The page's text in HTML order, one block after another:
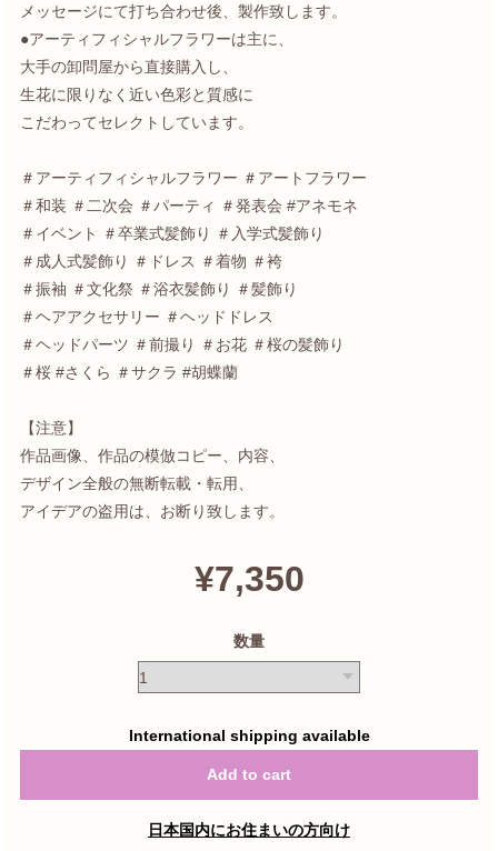
メッセージにて打ち合わせ後、製作致します。
●アーティフィシャルフラワーは主に、
大手の卸問屋から直接購入し、
生花に限りなく近い色彩と質感に
こだわってセレクトしています。
＃アーティフィシャルフラワー ＃アートフラワー
＃和装 ＃二次会 ＃パーティ ＃発表会 #アネモネ
＃イベント ＃卒業式髪飾り ＃入学式髪飾り
＃成人式髪飾り ＃ドレス ＃着物 ＃袴
＃振袖 ＃文化祭 ＃浴衣髪飾り ＃髪飾り
＃ヘアアクセサリー ＃ヘッドドレス
＃ヘッドパーツ ＃前撮り ＃お花 ＃桜の髪飾り
＃桜 #さくら ＃サクラ #胡蝶蘭
【注意】
作品画像、作品の模倣コピー、内容、
デザイン全般の無断転載・転用、
アイデアの盗用は、お断り致します。
¥7,350
数量
International shipping available
Add to cart
日本国内にお住まいの方向け